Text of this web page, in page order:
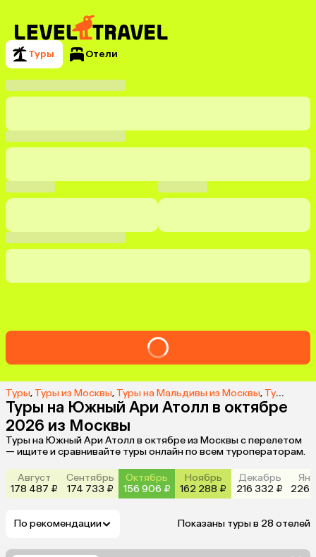
Туры Отели
Туры, Туры из Москвы, Туры на Мальдивы из Москвы, Туры в Южный Ари Атолл из Москвы
Туры на Южный Ари Атолл в октябре
2026 из Москвы
Туры на Южный Ари Атолл в октябре из Москвы с перелетом
— ищите и сравнивайте туры онлайн по всем туроператорам.
Август
178 487 ₽
Сентябрь
174 733 ₽
Октябрь
156 906 ₽
Ноябрь
162 288 ₽
Декабрь
216 332 ₽
226
По рекомендации Показаны туры в 28 отелей